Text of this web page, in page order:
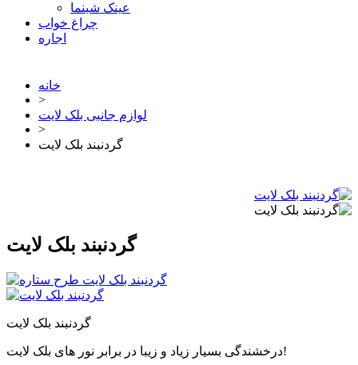
عینک شبنما
چراغ خواب
اجاره
خانه
>
لوازم جانبی بلک لایت
>
گردنبند بلک لایت
گردنبند بلک لایت
گردنبند بلک لایت
درخشندگی بسیار زیاد و زیبا در برابر نور های بلک لایت!